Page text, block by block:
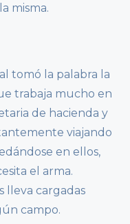
misma.
tomó la palabra la
trabaja mucho en
de hacienda y
viajando
en ellos,
el arma.
lleva cargadas
campo.